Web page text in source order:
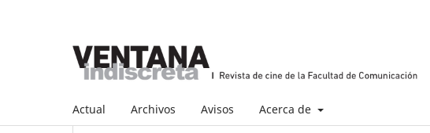
Actual Archivos Avisos Acerca de